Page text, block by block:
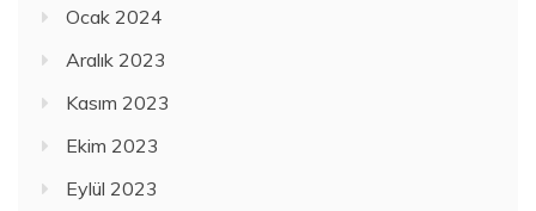
Ocak 2024
Aralık 2023
Kasım 2023
Ekim 2023
Eylül 2023